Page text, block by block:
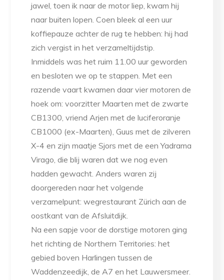
jawel, toen ik naar de motor liep, kwam hij
naar buiten lopen. Coen bleek al een uur
koffiepauze achter de rug te hebben: hij had
zich vergist in het verzameltijdstip.
Inmiddels was het ruim 11.00 uur geworden
en besloten we op te stappen. Met een
razende vaart kwamen daar vier motoren de
hoek om: voorzitter Maarten met de zwarte
CB1300, vriend Arjen met de luciferoranje
CB1000 (ex-Maarten), Guus met de zilveren
X-4 en zijn maatje Sjors met de een Yadrama
Virago, die blij waren dat we nog even
hadden gewacht. Anders waren zij
doorgereden naar het volgende
verzamelpunt: wegrestaurant Zürich aan de
oostkant van de Afsluitdijk.
Na een sapje voor de dorstige motoren ging
het richting de Northern Territories: het
gebied boven Harlingen tussen de
Waddenzeedijk, de A7 en het Lauwersmeer.